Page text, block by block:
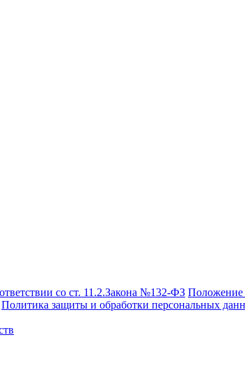
со ст. 11.2.Закона №132-ФЗ Положение
Политика защиты и обработки персональных